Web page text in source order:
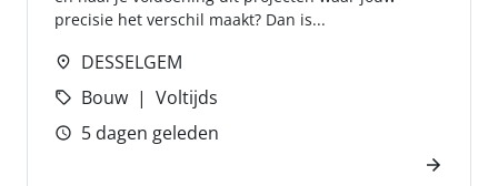
precisie het verschil maakt? Dan is...
DESSELGEM
Bouw
Voltijds
5 dagen geleden